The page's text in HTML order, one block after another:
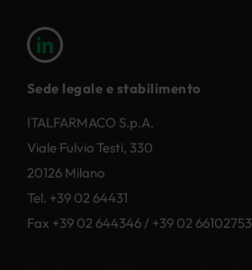
Sede legale e stabilimento
ITALFARMACO S.p.A.
Viale Fulvio Testi, 330
20126 Milano
Tel. +39 02 64431
Fax +39 02 644346 / +39 02 66102753